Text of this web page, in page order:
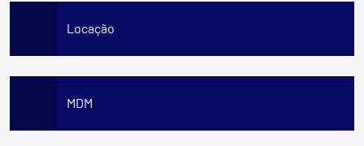
Locação
MDM